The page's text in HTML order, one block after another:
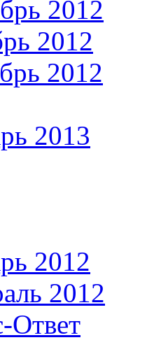
2012
2012
2012
2013
2012
2012
Ответ